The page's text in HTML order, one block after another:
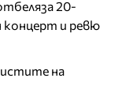
20-
и ревю
на